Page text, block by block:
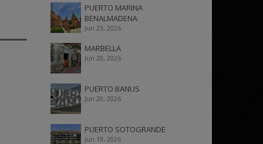
PUERTO MARINA
BENALMADENA
Jun 23, 2026
MARBELLA
Jun 20, 2026
PUERTO BANUS
Jun 20, 2026
PUERTO SOTOGRANDE
Jun 19, 2026